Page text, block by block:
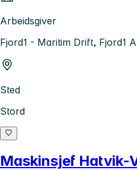
Arbeidsgiver
Fjord1 - Maritim Drift, Fjord1
Sted
Stord
Maskinsjef Hatvik-